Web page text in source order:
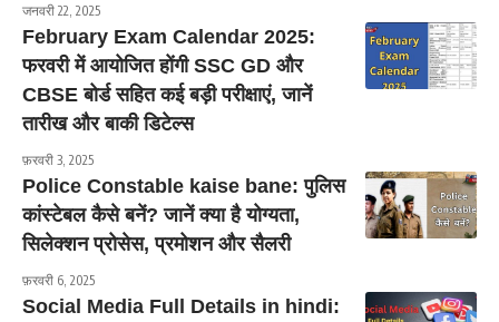
जनवरी 22, 2025
February Exam Calendar 2025:
फरवरी में आयोजित होंगी SSC GD और
CBSE बोर्ड सहित कई बड़ी परीक्षाएं, जानें
तारीख और बाकी डिटेल्स
फ़रवरी 3, 2025
Police Constable kaise bane: पुलिस
कांस्टेबल कैसे बनें? जानें क्या है योग्यता,
सिलेक्शन प्रोसेस, प्रमोशन और सैलरी
फ़रवरी 6, 2025
Social Media Full Details in hindi: